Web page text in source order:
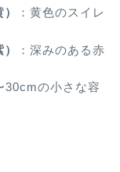
：黄色のスイレ
：深みのある赤
30cmの小さな容